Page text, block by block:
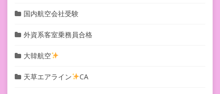
国内航空会社受験
外資系客室乗務員合格
大韓航空
天草エアライン CA